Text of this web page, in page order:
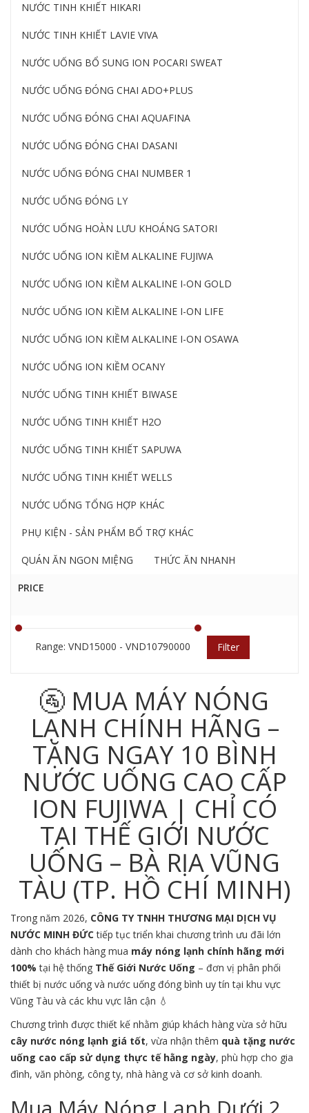
NƯỚC TINH KHIẾT HIKARI
NƯỚC TINH KHIẾT LAVIE VIVA
NƯỚC UỐNG BỔ SUNG ION POCARI SWEAT
NƯỚC UỐNG ĐÓNG CHAI ADO+PLUS
NƯỚC UỐNG ĐÓNG CHAI AQUAFINA
NƯỚC UỐNG ĐÓNG CHAI DASANI
NƯỚC UỐNG ĐÓNG CHAI NUMBER 1
NƯỚC UỐNG ĐÓNG LY
NƯỚC UỐNG HOÀN LƯU KHOÁNG SATORI
NƯỚC UỐNG ION KIỀM ALKALINE FUJIWA
NƯỚC UỐNG ION KIỀM ALKALINE I-ON GOLD
NƯỚC UỐNG ION KIỀM ALKALINE I-ON LIFE
NƯỚC UỐNG ION KIỀM ALKALINE I-ON OSAWA
NƯỚC UỐNG ION KIỀM OCANY
NƯỚC UỐNG TINH KHIẾT BIWASE
NƯỚC UỐNG TINH KHIẾT H2O
NƯỚC UỐNG TINH KHIẾT SAPUWA
NƯỚC UỐNG TINH KHIẾT WELLS
NƯỚC UỐNG TỔNG HỢP KHÁC
PHỤ KIỆN - SẢN PHẨM BỔ TRỢ KHÁC
QUÁN ĂN NGON MIỆNG THỨC ĂN NHANH
PRICE
Range: VND15000 - VND10790000 Filter
🚰 MUA MÁY NÓNG
LẠNH CHÍNH HÃNG –
TẶNG NGAY 10 BÌNH
NƯỚC UỐNG CAO CẤP
ION FUJIWA | CHỈ CÓ
TẠI THẾ GIỚI NƯỚC
UỐNG – BÀ RỊA VŨNG
TÀU (TP. HỒ CHÍ MINH)
Trong năm 2026, CÔNG TY TNHH THƯƠNG MẠI DỊCH VỤ
NƯỚC MINH ĐỨCtiếp tục triển khai chương trình ưu đãi lớn
dành cho khách hàng mua máy nóng lạnh chính hãng mới
100% tại hệ thống Thế Giới Nước Uống – đơn vị phân phối
thiết bị nước uống và nước uống đóng bình uy tín tại khu vực
Vũng Tàu và các khu vực lân cận 💧
Chương trình được thiết kế nhằm giúp khách hàng vừa sở hữu
cây nước nóng lạnh giá tốt, vừa nhận thêm quà tặng nước
uống cao cấp sử dụng thực tế hằng ngày, phù hợp cho gia
đình, văn phòng, công ty, nhà hàng và cơ sở kinh doanh.